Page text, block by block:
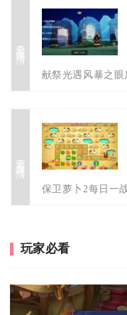
查看详情
查看详情
玩家必看